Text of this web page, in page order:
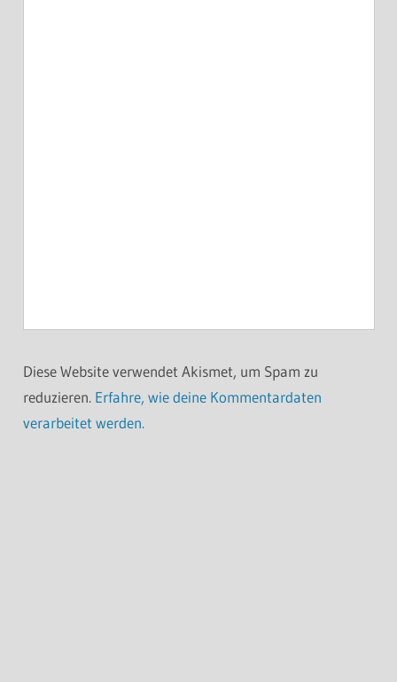
Diese Website verwendet Akismet, um Spam zu
reduzieren. Erfahre, wie deine Kommentardaten
verarbeitet werden.